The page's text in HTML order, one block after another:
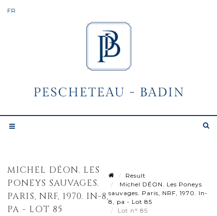
MICHEL DÉON. LES
PONEYS SAUVAGES.
PARIS, NRF, 1970. IN-8,
PA - LOT 85
Result
Michel DÉON. Les Poneys
sauvages. Paris, NRF, 1970. In-
8, pa - Lot 85
Lot n° 85